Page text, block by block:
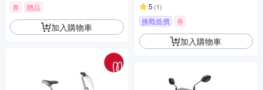
券 贈品
加入購物車
5 (1)
挑戰低價 券
加入購物車